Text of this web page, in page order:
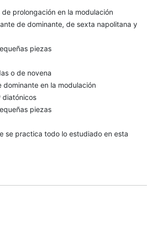
prolongación en la modulación
de dominante, de sexta napolitana y
piezas
o de novena
dominante en la modulación
diatónicos
piezas
se practica todo lo estudiado en esta